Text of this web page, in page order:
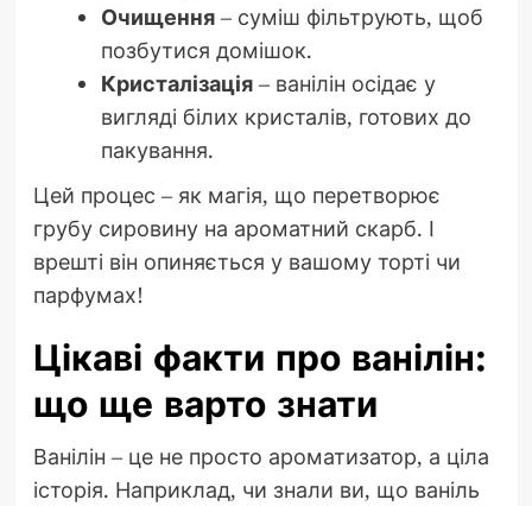
Очищення– суміш фільтрують, щоб
позбутися домішок.
Кристалізація– ванілін осідає у
вигляді білих кристалів, готових до
пакування.
Цей процес – як магія, що перетворює
грубу сировину на ароматний скарб. І
врешті він опиняється у вашому торті чи
парфумах!
Цікаві факти про ванілін:
що ще варто знати
Ванілін – це не просто ароматизатор, а ціла
історія. Наприклад, чи знали ви, що ваніль